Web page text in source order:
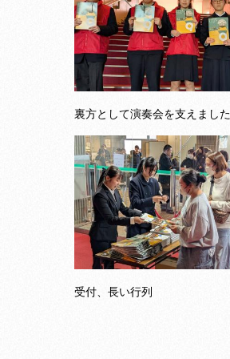
裏方として演奏会を支えまし
受付、長い行列